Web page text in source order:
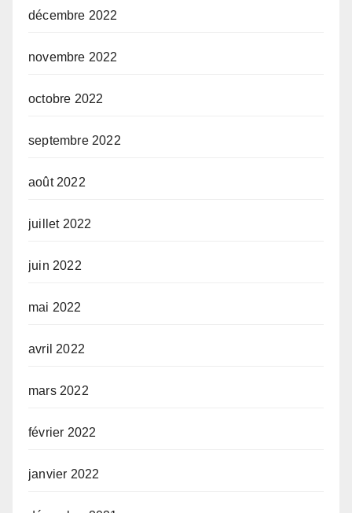
décembre 2022
novembre 2022
octobre 2022
septembre 2022
août 2022
juillet 2022
juin 2022
mai 2022
avril 2022
mars 2022
février 2022
janvier 2022